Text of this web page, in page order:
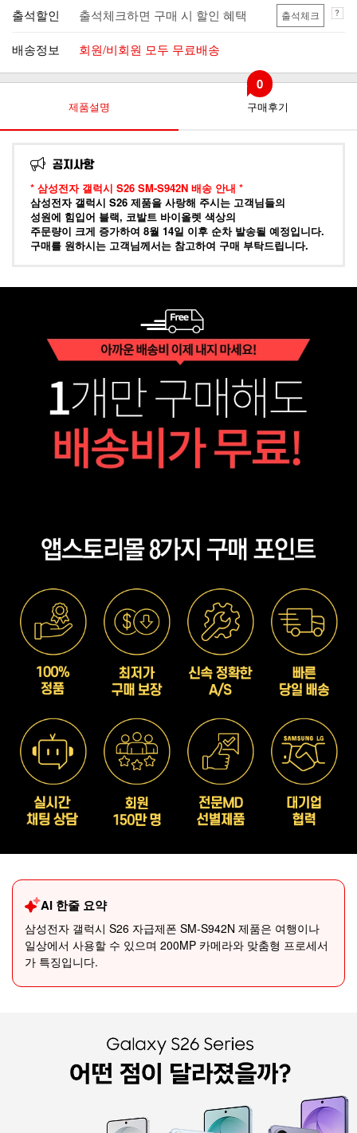
출석할인 출석체크하면 구매 시 할인 혜택 출석체크
배송정보 회원/비회원 모두 무료배송
제품설명 구매후기
0
* 삼성전자 갤럭시 S26 SM-S942N 배송 안내 *
삼성전자 갤럭시 S26 제품을 사랑해 주시는 고객님들의
성원에 힘입어 블랙, 코발트 바이올렛 색상의
주문량이 크게 증가하여 8월 14일 이후 순차 발송될 예정입니다.
구매를 원하시는 고객님께서는 참고하여 구매 부탁드립니다.
AI 한줄 요약
삼성전자 갤럭시 S26 자급제폰 SM-S942N 제품은 여행이나
일상에서 사용할 수 있으며 200MP 카메라와 맞춤형 프로세서
가 특징입니다.